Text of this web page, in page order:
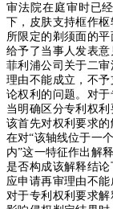
审法院在庭审时已
下，皮肤支持框作
所限定的剃须面的
给予了当事人发表意
菲利浦公司关于二
理由不能成立，不
论权利的问题。对
当明确区分专利权
该首先对权利要求
在对“该轴线位于一
内”这一特征作出解
是否构成该解释结
应申请再审理由不
对于专利权利要求